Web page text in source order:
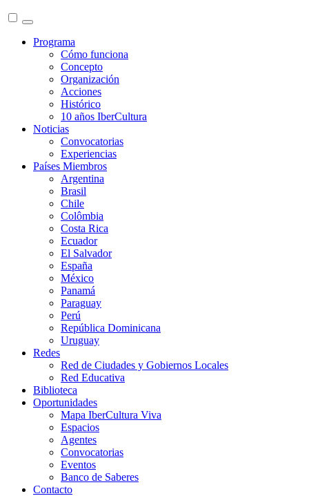
Programa
Cómo funciona
Concepto
Organización
Acciones
Histórico
10 años IberCultura
Noticias
Convocatorias
Experiencias
Países Miembros
Argentina
Brasil
Chile
Colômbia
Costa Rica
Ecuador
El Salvador
España
México
Panamá
Paraguay
Perú
República Dominicana
Uruguay
Redes
Red de Ciudades y Gobiernos Locales
Red Educativa
Biblioteca
Oportunidades
Mapa IberCultura Viva
Espacios
Agentes
Convocatorias
Eventos
Banco de Saberes
Contacto